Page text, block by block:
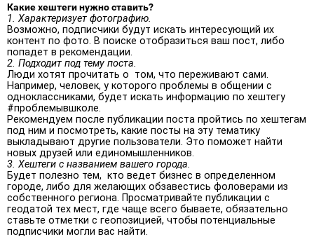
Какие хештеги нужно ставить?
1. Характеризует фотографию.
Возможно, подписчики будут искать интересующий их
контент по фото. В поиске отобразиться ваш пост, либо
попадет в рекомендации.
2. Подходит под тему поста.
Люди хотят прочитать о том, что переживают сами.
Например, человек, у которого проблемы в общении с
одноклассниками, будет искать информацию по хештегу
#проблемывшколе.
Рекомендуем после публикации поста пройтись по хештегам
под ним и посмотреть, какие посты на эту тематику
выкладывают другие пользователи. Это поможет найти
новых друзей или единомышленников.
3. Хештеги с названием вашего города.
Будет полезно тем, кто ведет бизнес в определенном
городе, либо для желающих обзавестись фоловерами из
собственного региона. Просматривайте публикации с
геодатой тех мест, где чаще всего бываете, обязательно
ставьте отметки с геопозицией, чтобы потенциальные
подписчики могли вас найти.